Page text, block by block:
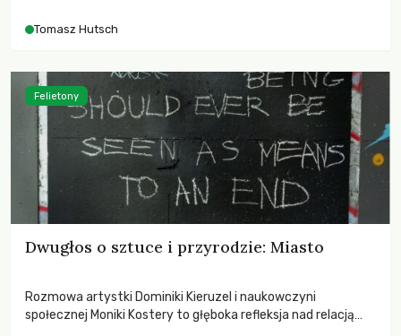
największych katastrof w swoich dziejach.
Tomasz Hutsch
Dwugłos o sztuce i przyrodzie: Miasto
Rozmowa artystki Dominiki Kieruzel i naukowczyni
społecznej Moniki Kostery to głęboka refleksja nad relacją
Felietony